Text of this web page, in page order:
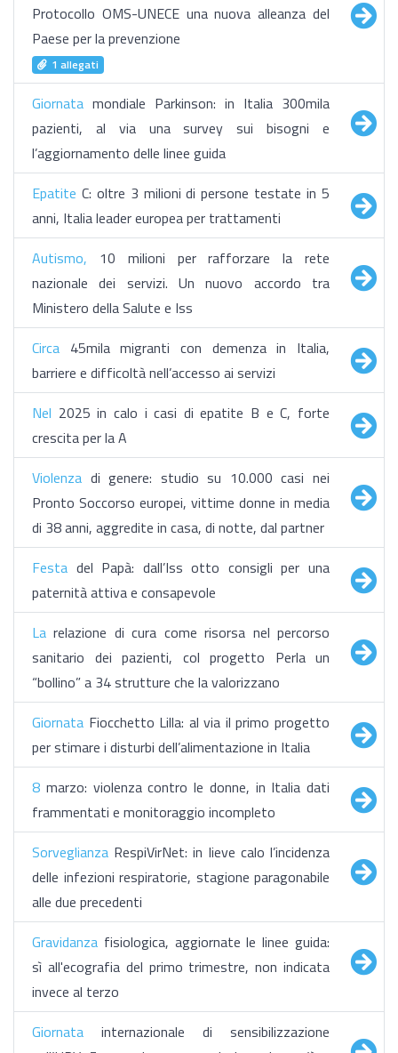
Protocollo OMS-UNECE una nuova alleanza del
Paese per la prevenzione
1 allegati
Giornata mondiale Parkinson: in Italia 300mila
pazienti, al via una survey sui bisogni e
l’aggiornamento delle linee guida
Epatite C: oltre 3 milioni di persone testate in 5
anni, Italia leader europea per trattamenti
Autismo, 10 milioni per rafforzare la rete
nazionale dei servizi. Un nuovo accordo tra
Ministero della Salute e Iss
Circa 45mila migranti con demenza in Italia,
barriere e difficoltà nell’accesso ai servizi
Nel 2025 in calo i casi di epatite B e C, forte
crescita per la A
Violenza di genere: studio su 10.000 casi nei
Pronto Soccorso europei, vittime donne in media
di 38 anni, aggredite in casa, di notte, dal partner
Festa del Papà: dall’Iss otto consigli per una
paternità attiva e consapevole
La relazione di cura come risorsa nel percorso
sanitario dei pazienti, col progetto Perla un
“bollino” a 34 strutture che la valorizzano
Giornata Fiocchetto Lilla: al via il primo progetto
per stimare i disturbi dell’alimentazione in Italia
8 marzo: violenza contro le donne, in Italia dati
frammentati e monitoraggio incompleto
Sorveglianza RespiVirNet: in lieve calo l’incidenza
delle infezioni respiratorie, stagione paragonabile
alle due precedenti
Gravidanza fisiologica, aggiornate le linee guida:
sì all'ecografia del primo trimestre, non indicata
invece al terzo
Giornata internazionale di sensibilizzazione